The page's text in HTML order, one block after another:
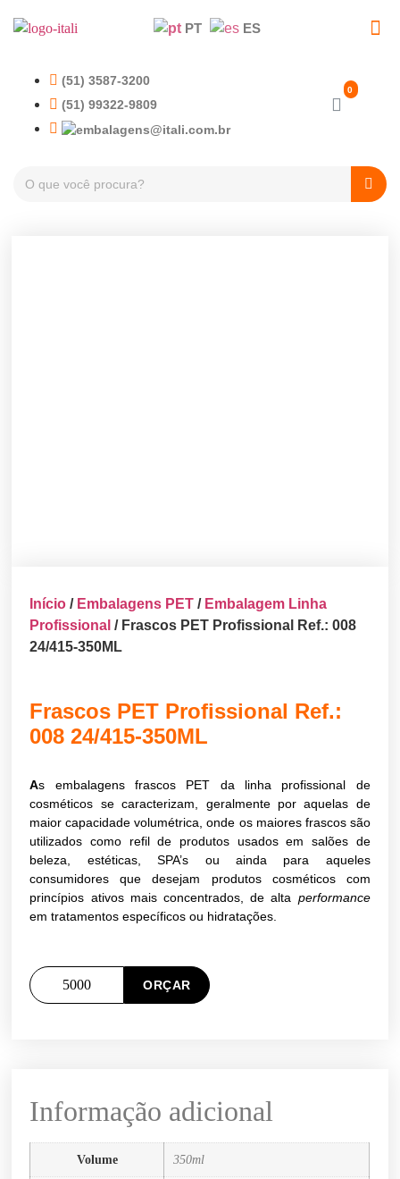
PT ES
(51) 3587-3200
(51) 99322-9809
Início / Embalagens PET / Embalagem Linha
Profissional / Frascos PET Profissional Ref.: 008
24/415-350ML
Frascos PET Profissional Ref.:
008 24/415-350ML
As embalagens frascos PET da linha profissional de
cosméticos se caracterizam, geralmente por aquelas de
maior capacidade volumétrica, onde os maiores frascos são
utilizados como refil de produtos usados em salões de
beleza, estéticas, SPA’s ou ainda para aqueles
consumidores que desejam produtos cosméticos com
princípios ativos mais concentrados, de alta performance
em tratamentos específicos ou hidratações.
ORÇAR
Informação adicional
Volume 350ml